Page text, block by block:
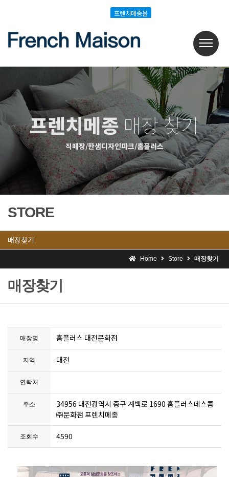
프렌치메종몰
프렌치메종매장 찾기
직매장/한샘디자인파크/홈플러스
STORE
매장찾기
Home Store 매장찾기
매장찾기
매장명 홈플러스 대전문화점
지역 대전
연락처
주소
34956 대전광역시 중구 계백로 1690 홈플러스데스콤
㈜문화점 프렌치메종
조회수 4590